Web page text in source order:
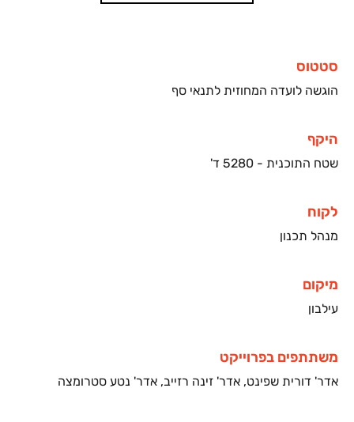
סטטוס
הוגשה לועדה המחוזית לתנאי סף
היקף
שטח התוכנית - 5280 ד'
לקוח
מנהל תכנון
מיקום
עילבון
משתתפים בפרוייקט
אדר' דורית שפינט, אדר' זינה רזייב, אדר' נטע סטרומצה